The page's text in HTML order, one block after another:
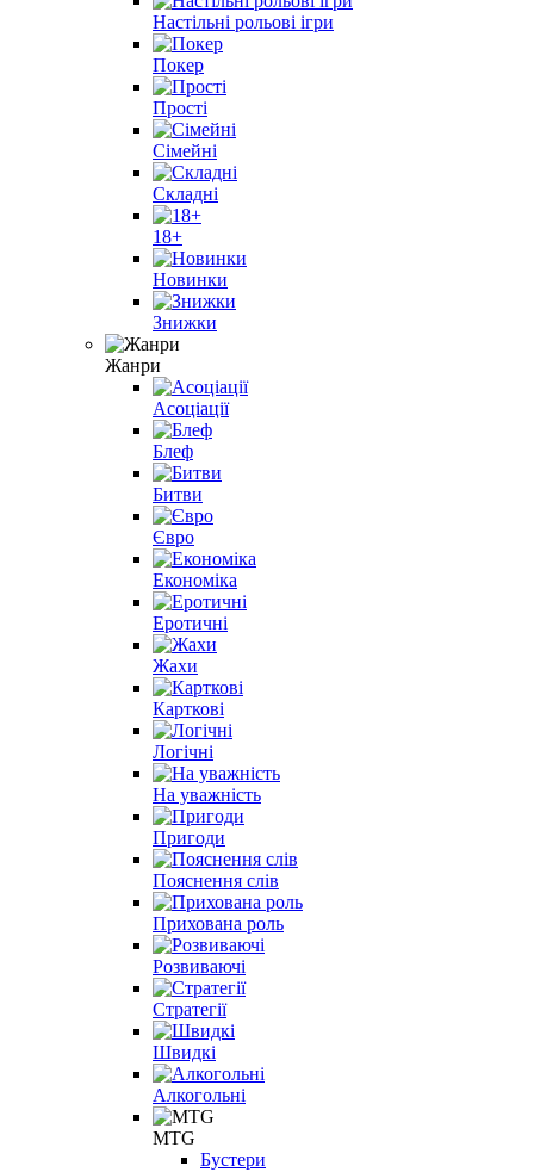
Настільні рольові ігри
Покер
Прості
Cімейні
Складні
18+
Новинки
Знижки
Жанри
Асоціації
Блеф
Битви
Євро
Економіка
Еротичні
Жахи
Карткові
Логічні
На уважність
Пригоди
Пояснення слів
Прихована роль
Розвиваючі
Стратегії
Швидкі
Алкогольні
MTG
Бустери